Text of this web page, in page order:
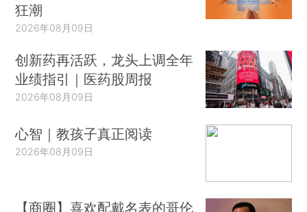
狂潮
2026年08月09日
创新药再活跃，龙头上调全年
业绩指引｜医药股周报
2026年08月09日
心智｜教孩子真正阅读
2026年08月09日
【商圈】喜欢配戴名表的哥伦